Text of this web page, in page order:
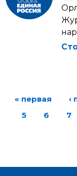
« первая ‹
5
6 7